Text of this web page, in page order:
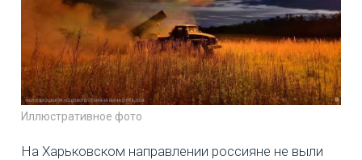
Иллюстративное фото
На Харьковском направлении россияне не выли